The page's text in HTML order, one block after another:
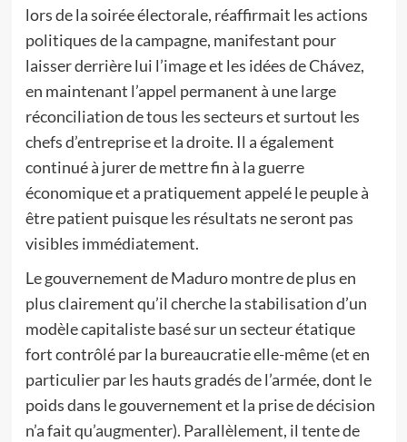
lors de la soirée électorale, réaffirmait les actions
politiques de la campagne, manifestant pour
laisser derrière lui l’image et les idées de Chávez,
en maintenant l’appel permanent à une large
réconciliation de tous les secteurs et surtout les
chefs d’entreprise et la droite. Il a également
continué à jurer de mettre fin à la guerre
économique et a pratiquement appelé le peuple à
être patient puisque les résultats ne seront pas
visibles immédiatement.
Le gouvernement de Maduro montre de plus en
plus clairement qu’il cherche la stabilisation d’un
modèle capitaliste basé sur un secteur étatique
fort contrôlé par la bureaucratie elle-même (et en
particulier par les hauts gradés de l’armée, dont le
poids dans le gouvernement et la prise de décision
n’a fait qu’augmenter). Parallèlement, il tente de